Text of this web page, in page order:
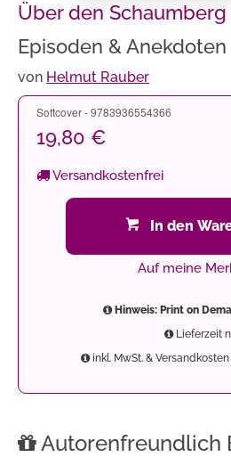
Über den Schaumberg
Episoden & Anekdoten
von Helmut Rauber
Softcover - 9783936554366
19,80 €
Versandkostenfrei
In den
Auf meine
Hinweis: Print on
Lieferzeit
inkl. MwSt. &
Autorenfreundlich